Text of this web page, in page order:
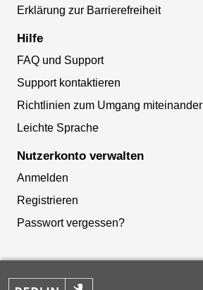
Erklärung zur Barrierefreiheit
Hilfe
FAQ und Support
Support kontaktieren
Richtlinien zum Umgang miteinander
Leichte Sprache
Nutzerkonto verwalten
Anmelden
Registrieren
Passwort vergessen?